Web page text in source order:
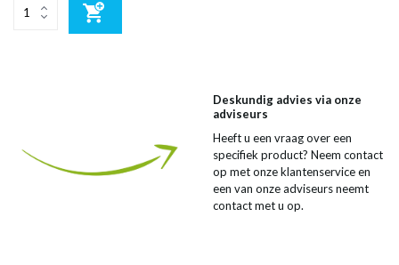
Deskundig advies via onze
adviseurs
Heeft u een vraag over een
specifiek product? Neem contact
op met onze klantenservice en
een van onze adviseurs neemt
contact met u op.